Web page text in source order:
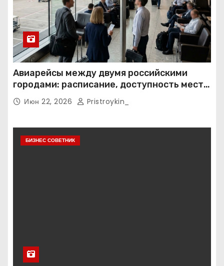
Авиарейсы между двумя российскими
городами: расписание, доступность мест и
тарифные условия
Июн 22, 2026 Pristroykin_
БИЗНЕС СОВЕТНИК